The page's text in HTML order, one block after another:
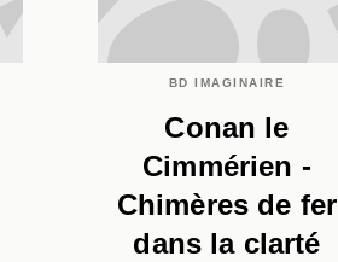
BD IMAGINAIRE
Conan le
Cimmérien -
Chimères de fer
dans la clarté